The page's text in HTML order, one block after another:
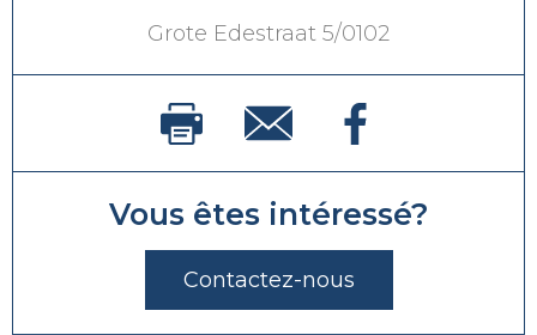
Grote Edestraat 5/0102
Vous êtes intéressé?
Contactez-nous